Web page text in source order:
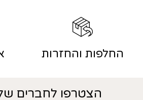
החלפות והחזרות
הצטרפו לחברים